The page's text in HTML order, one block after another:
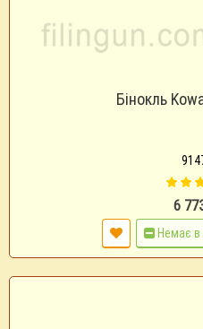
Бінокль
6
Немає в